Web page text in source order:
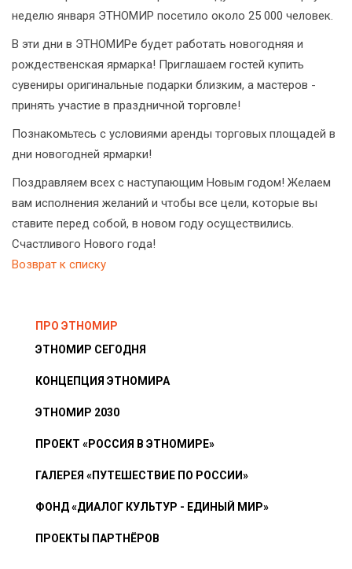
неделю января ЭТНОМИР посетило около 25 000 человек.
В эти дни в ЭТНОМИРе будет работать новогодняя и
рождественская ярмарка! Приглашаем гостей купить
сувениры оригинальные подарки близким, а мастеров -
принять участие в праздничной торговле!
Познакомьтесь с условиями аренды торговых площадей в
дни новогодней ярмарки!
Поздравляем всех с наступающим Новым годом! Желаем
вам исполнения желаний и чтобы все цели, которые вы
ставите перед собой, в новом году осуществились.
Счастливого Нового года!
Возврат к списку
ПРО ЭТНОМИР
ЭТНОМИР СЕГОДНЯ
КОНЦЕПЦИЯ ЭТНОМИРА
ЭТНОМИР 2030
ПРОЕКТ «РОССИЯ В ЭТНОМИРЕ»
ГАЛЕРЕЯ «ПУТЕШЕСТВИЕ ПО РОССИИ»
ФОНД «ДИАЛОГ КУЛЬТУР - ЕДИНЫЙ МИР»
ПРОЕКТЫ ПАРТНЁРОВ